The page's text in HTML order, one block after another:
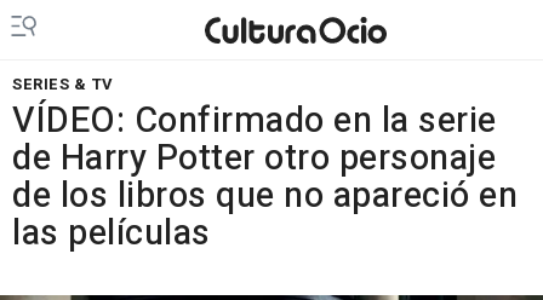
SERIES & TV
VÍDEO: Confirmado en la serie
de Harry Potter otro personaje
de los libros que no apareció en
las películas